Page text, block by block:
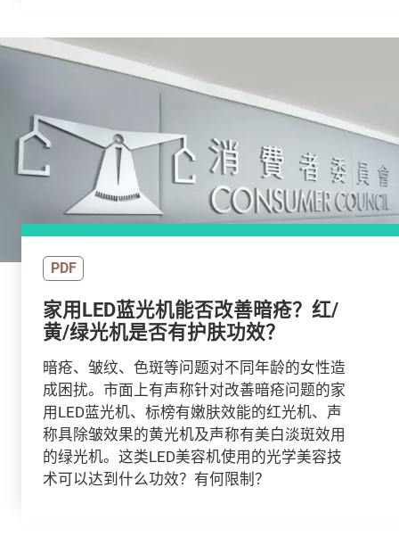
PDF
家用LED蓝光机能否改善暗疮？红/
黄/绿光机是否有护肤功效？
暗疮、皱纹、色斑等问题对不同年龄的女性造
成困扰。市面上有声称针对改善暗疮问题的家
用LED蓝光机、标榜有嫩肤效能的红光机、声
称具除皱效果的黄光机及声称有美白淡斑效用
的绿光机。这类LED美容机使用的光学美容技
术可以达到什么功效？有何限制？